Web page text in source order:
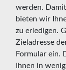
werden.
bieten wir
zu erledigen.
Zieladresse
Formular ein.
Ihnen in